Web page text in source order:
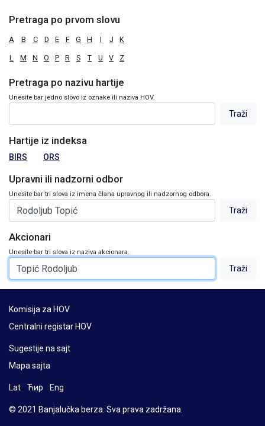
Pretraga po prvom slovu
A B C D E F G H I J K
L M N O P R S T U V Z
Pretraga po nazivu hartije
Unesite bar jedno slovo iz oznake ili naziva HOV.
Hartije iz indeksa
BIRS ORS
Upravni ili nadzorni odbor
Unesite bar tri slova iz imena člana upravnog ili nadzornog odbora.
Akcionari
Unesite bar tri slova iz naziva akcionara.
Komisija za HOV
Centralni registar HOV
Sugestije na sajt
Mapa sajta
Lat Ћир Eng
© 2021 Banjalučka berza. Sva prava zadržana.